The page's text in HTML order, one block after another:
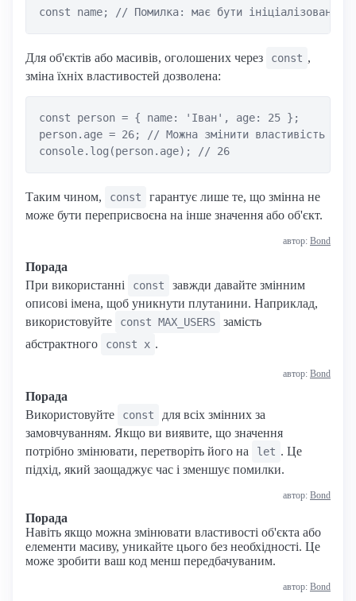
Для об'єктів або масивів, оголошених через const ,
зміна їхніх властивостей дозволена:
const person = { name: 'Іван', age: 25 };
person.age = 26; // Можна змінити властивість
Таким чином, const
гарантує лише те, що змінна не
може бути переприсвоєна на інше значення або об'єкт.
автор: Bond
Порада
При використанні
const
завжди давайте змінним
описові імена, щоб уникнути плутанини. Наприклад,
використовуйте
const MAX_USERS
замість
абстрактного
const x .
автор: Bond
Порада
Використовуйте
const
для всіх змінних за
замовчуванням. Якщо ви виявите, що значення
потрібно змінювати, перетворіть його на
let . Це
підхід, який заощаджує час і зменшує помилки.
автор: Bond
Порада
Навіть якщо можна змінювати властивості об'єкта або
елементи масиву, уникайте цього без необхідності. Це
може зробити ваш код менш передбачуваним.
автор: Bond